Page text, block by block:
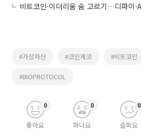
비트코인·이더리움 숨 고르기…디파이
#가상자산 #코인게코 #비트코인
#BIOPROTOCOL
좋아요
0
화나요
0
슬퍼요
0